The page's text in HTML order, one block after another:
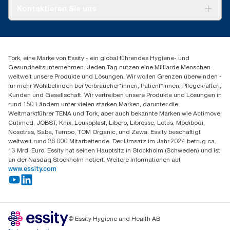
Spenderreklamation
+43 (0) 8 10-22 00 84
Essity Austria Vertriebs GmbH
Am Europlatz 2
1120 Wien
Mo-Do 8:00-16:30 | Fr 8:00-15:00
GLN: 9011111000026
Tork, eine Marke von Essity - ein global führendes Hygiene- und
Gesundheitsunternehmen. Jeden Tag nutzen eine Milliarde Menschen
weltweit unsere Produkte und Lösungen. Wir wollen Grenzen überwinden -
für mehr Wohlbefinden bei Verbraucher*innen, Patient*innen, Pflegekräften,
Kunden und Gesellschaft. Wir vertreiben unsere Produkte und Lösungen in
rund 150 Ländern unter vielen starken Marken, darunter die
Weltmarktführer TENA und Tork, aber auch bekannte Marken wie Actimove,
Cutimed, JOBST, Knix, Leukoplast, Libero, Libresse, Lotus, Modibodi,
Nosotras, Saba, Tempo, TOM Organic, und Zewa. Essity beschäftigt
weltweit rund 36.000 Mitarbeitende. Der Umsatz im Jahr 2024 betrug ca.
13 Mrd. Euro. Essity hat seinen Hauptsitz in Stockholm (Schweden) und ist
an der Nasdaq Stockholm notiert. Weitere Informationen auf
www.essity.com
© Essity Hygiene and Health AB